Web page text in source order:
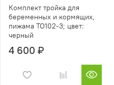
Комплект тройка для
беременных и кормящих,
пижама TO102-3; цвет:
черный
4 600 ₽